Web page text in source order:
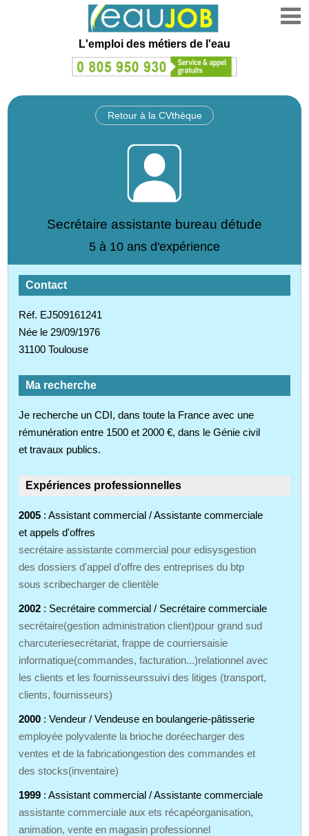
L'emploi des métiers de l'eau
Retour à la CVthèque
Secrétaire assistante bureau détude
5 à 10 ans d'expérience
Contact
Réf. EJ509161241
Née le 29/09/1976
31100 Toulouse
Ma recherche
Je recherche un CDI, dans toute la France avec une
rémunération entre 1500 et 2000 €, dans le Génie civil
et travaux publics.
Expériences professionnelles
2005 : Assistant commercial / Assistante commerciale
et appels d'offres
secrétaire assistante commercial pour edisysgestion
des dossiers d'appel d'offre des entreprises du btp
sous scribecharger de clientèle
2002 : Secrétaire commercial / Secrétaire commerciale
secrétaire(gestion administration client)pour grand sud
charcuteriesecrétariat, frappe de courriersaisie
informatique(commandes, facturation...)relationnel avec
les clients et les fournisseurssuivi des litiges (transport,
clients, fournisseurs)
2000 : Vendeur / Vendeuse en boulangerie-pâtisserie
employée polyvalente la brioche doréecharger des
ventes et de la fabricationgestion des commandes et
des stocks(inventaire)
1999 : Assistant commercial / Assistante commerciale
assistante commerciale aux ets récapéorganisation,
animation, vente en magasin professionnel